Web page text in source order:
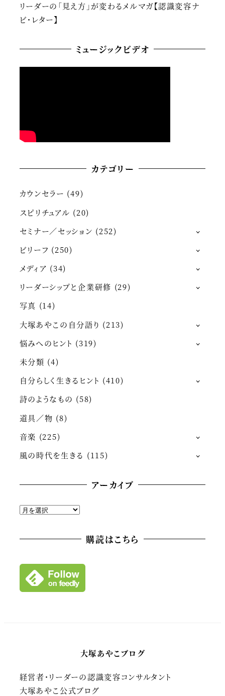
リーダーの「見え方」が変わるメルマガ【認識変容ナ
ビ・レター】
ミュージックビデオ
カテゴリー
カウンセラー (49)
スピリチュアル (20)
セミナー／セッション (252)
ビリーフ (250)
メディア (34)
リーダーシップと企業研修 (29)
写真 (14)
大塚あやこの自分語り (213)
悩みへのヒント (319)
未分類 (4)
自分らしく生きるヒント (410)
詩のようなもの (58)
道具／物 (8)
音楽 (225)
風の時代を生きる (115)
アーカイブ
ア
ブ
購読はこちら
大塚あやこブログ
経営者・リーダーの認識変容コンサルタント
大塚あやこ公式ブログ